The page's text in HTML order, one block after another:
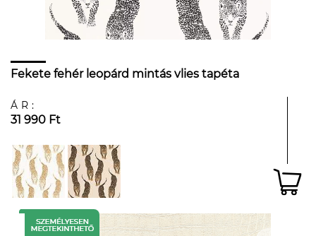
Fekete fehér leopárd mintás vlies tapéta
ÁR:
31 990 Ft